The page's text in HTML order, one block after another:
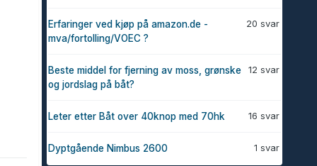
20 svar
Erfaringer ved kjøp på amazon.de -
mva/fortolling/VOEC ?
12 svar
Beste middel for fjerning av moss, grønske
og jordslag på båt?
16 svar
Leter etter Båt over 40knop med 70hk
1 svar
Dyptgående Nimbus 2600